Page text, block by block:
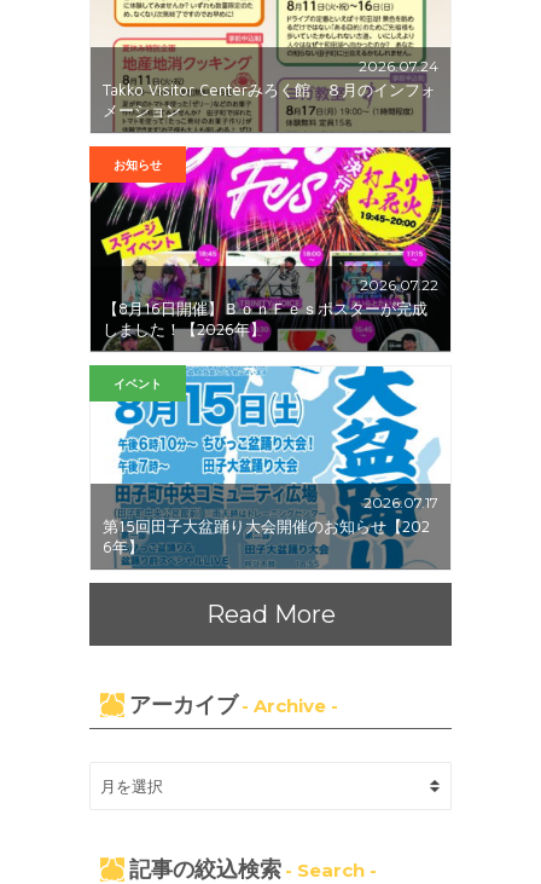
2026.07.24
Takko Visitor Centerみろく館 ８月のインフォ
メーション
お知らせ
2026.07.22
【8月16日開催】ＢｏｎＦｅｓポスターが完成
しました！【2026年】
イベント
2026.07.17
第15回田子大盆踊り大会開催のお知らせ【202
6年】
Read More
アーカイブ - Archive -
記事の絞込検索 - Search -